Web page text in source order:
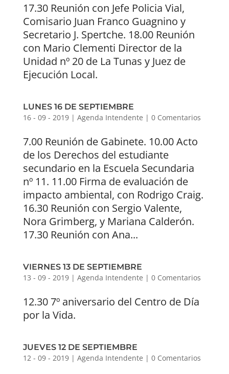
17.30 Reunión con Jefe Policia Vial,
Comisario Juan Franco Guagnino y
Secretario J. Spertche. 18.00 Reunión
con Mario Clementi Director de la
Unidad nº 20 de La Tunas y Juez de
Ejecución Local.
LUNES 16 DE SEPTIEMBRE
16 - 09 - 2019| Agenda Intendente | 0 Comentarios
7.00 Reunión de Gabinete. 10.00 Acto
de los Derechos del estudiante
secundario en la Escuela Secundaria
nº 11. 11.00 Firma de evaluación de
impacto ambiental, con Rodrigo Craig.
16.30 Reunión con Sergio Valente,
Nora Grimberg, y Mariana Calderón.
17.30 Reunión con Ana...
VIERNES 13 DE SEPTIEMBRE
13 - 09 - 2019| Agenda Intendente | 0 Comentarios
12.30 7º aniversario del Centro de Día
por la Vida.
JUEVES 12 DE SEPTIEMBRE
12 - 09 - 2019| Agenda Intendente | 0 Comentarios